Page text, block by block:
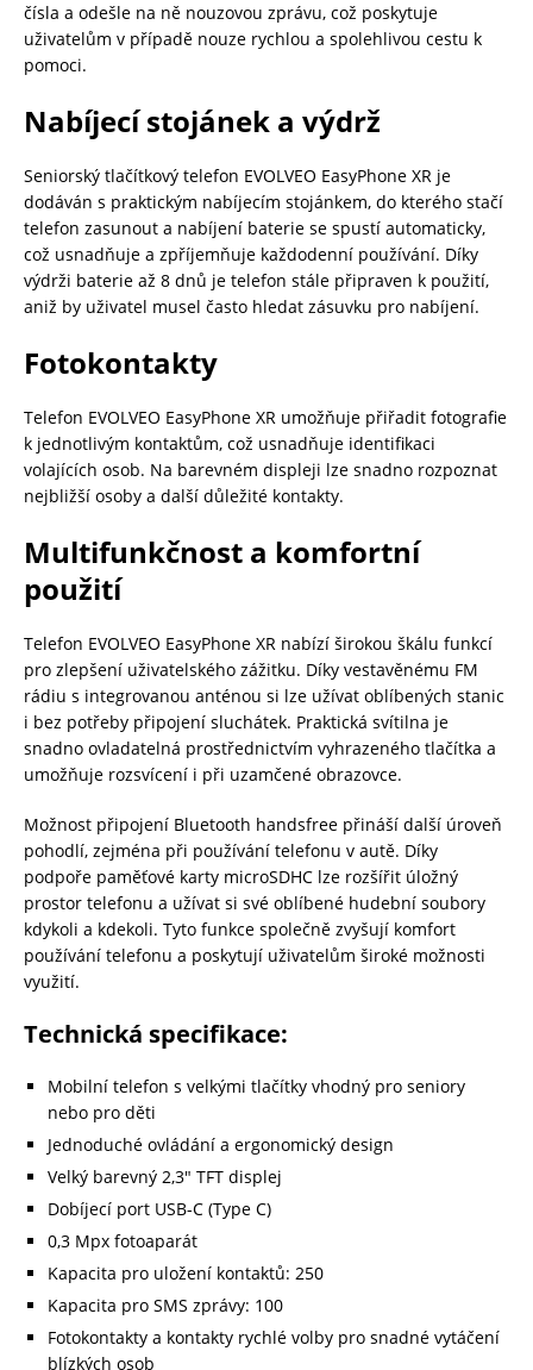
čísla a odešle na ně nouzovou zprávu, což poskytuje
uživatelům v případě nouze rychlou a spolehlivou cestu k
pomoci.
Nabíjecí stojánek a výdrž
Seniorský tlačítkový telefon EVOLVEO EasyPhone XR je
dodáván s praktickým nabíjecím stojánkem, do kterého stačí
telefon zasunout a nabíjení baterie se spustí automaticky,
což usnadňuje a zpříjemňuje každodenní používání. Díky
výdrži baterie až 8 dnů je telefon stále připraven k použití,
aniž by uživatel musel často hledat zásuvku pro nabíjení.
Fotokontakty
Telefon EVOLVEO EasyPhone XR umožňuje přiřadit fotografie
k jednotlivým kontaktům, což usnadňuje identifikaci
volajících osob. Na barevném displeji lze snadno rozpoznat
nejbližší osoby a další důležité kontakty.
Multifunkčnost a komfortní
použití
Telefon EVOLVEO EasyPhone XR nabízí širokou škálu funkcí
pro zlepšení uživatelského zážitku. Díky vestavěnému FM
rádiu s integrovanou anténou si lze užívat oblíbených stanic
i bez potřeby připojení sluchátek. Praktická svítilna je
snadno ovladatelná prostřednictvím vyhrazeného tlačítka a
umožňuje rozsvícení i při uzamčené obrazovce.
Možnost připojení Bluetooth handsfree přináší další úroveň
pohodlí, zejména při používání telefonu v autě. Díky
podpoře paměťové karty microSDHC lze rozšířit úložný
prostor telefonu a užívat si své oblíbené hudební soubory
kdykoli a kdekoli. Tyto funkce společně zvyšují komfort
používání telefonu a poskytují uživatelům široké možnosti
využití.
Technická specifikace:
Mobilní telefon s velkými tlačítky vhodný pro seniory
nebo pro děti
Jednoduché ovládání a ergonomický design
Velký barevný 2,3″ TFT displej
Dobíjecí port USB-C (Type C)
0,3 Mpx fotoaparát
Kapacita pro uložení kontaktů: 250
Kapacita pro SMS zprávy: 100
Fotokontakty a kontakty rychlé volby pro snadné vytáčení
blízkých osob